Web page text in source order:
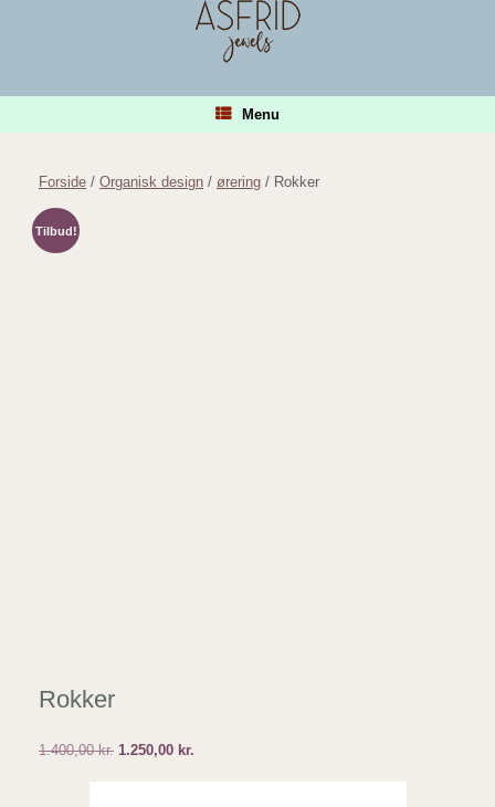
Menu
Forside / Organisk design / ørering / Rokker
Tilbud!
Rokker
1.400,00kr. Den
1.250,00 kr.